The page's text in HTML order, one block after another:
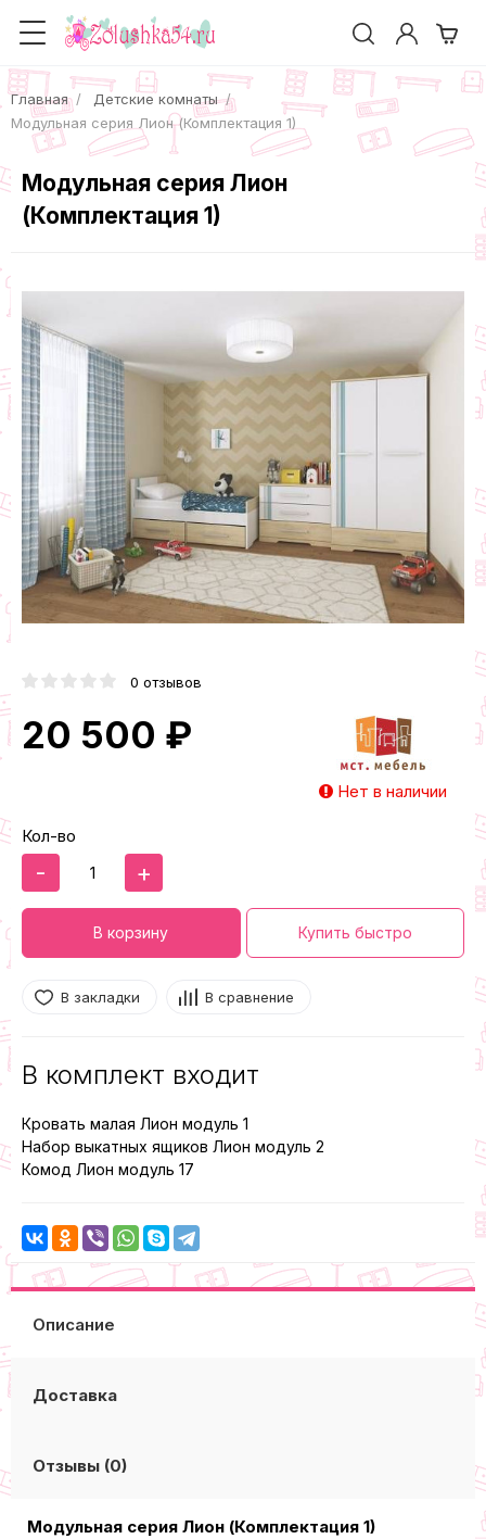
Главная
Детские комнаты
Модульная серия Лион (Комплектация 1)
Модульная серия Лион
(Комплектация 1)
0 отзывов
20 500 ₽
Нет в наличии
Кол-во
- +
В корзину Купить быстро
В закладки В сравнение
В комплект входит
Кровать малая Лион модуль 1
Набор выкатных ящиков Лион модуль 2
Комод Лион модуль 17
Описание
Доставка
Отзывы (0)
Модульная серия Лион (Комплектация 1)